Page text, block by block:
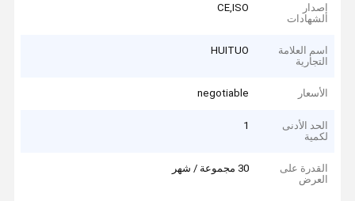
إصدار
الشهادات
CE,ISO
اسم العلامة
التجارية
HUITUO
الأسعار negotiable
الحد الأدنى
لكمية
1
القدرة على
العرض
30 مجموعة / شهر